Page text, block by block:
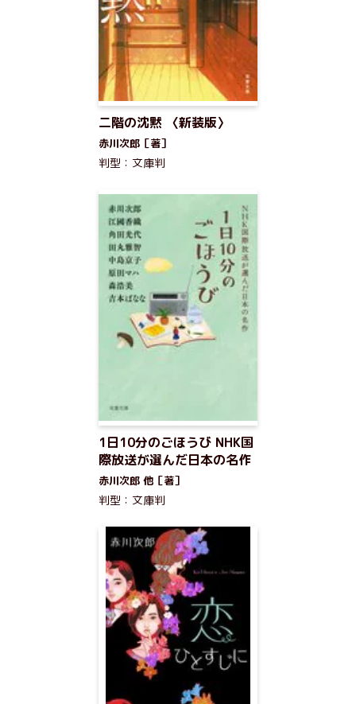
二階の沈黙 〈新装版〉
赤川次郎［著］
判型：文庫判
1日10分のごほうび NHK国
際放送が選んだ日本の名作
赤川次郎 他［著］
判型：文庫判